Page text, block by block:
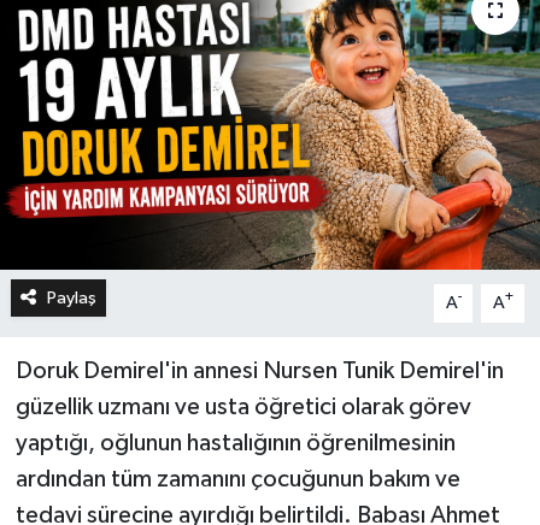
Paylaş A- A+
Doruk Demirel'in annesi Nursen Tunik Demirel'in
güzellik uzmanı ve usta öğretici olarak görev
yaptığı, oğlunun hastalığının öğrenilmesinin
ardından tüm zamanını çocuğunun bakım ve
tedavi sürecine ayırdığı belirtildi. Babası Ahmet